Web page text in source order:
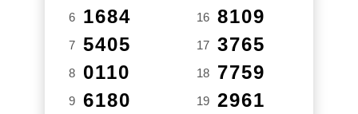
6 1684
7 5405
8 0110
9 6180
16 8109
17 3765
18 7759
19 2961